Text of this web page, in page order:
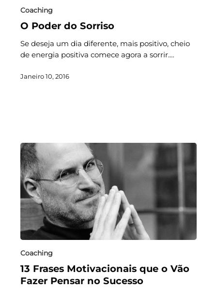
Coaching
O Poder do Sorriso
Se deseja um dia diferente, mais positivo, cheio
de energia positiva comece agora a sorrir.…
Janeiro 10, 2016
Coaching
13 Frases Motivacionais que o Vão
Fazer Pensar no Sucesso